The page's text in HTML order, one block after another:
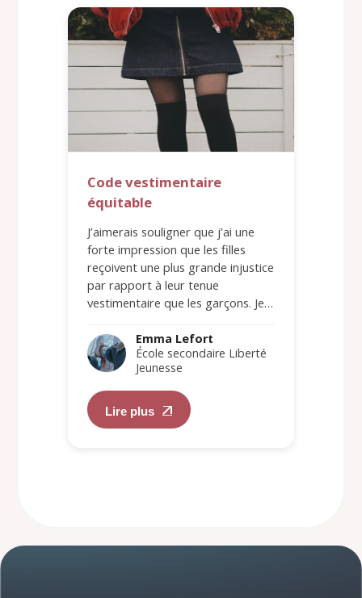
Code vestimentaire
équitable
J’aimerais souligner que j’ai une
forte impression que les filles
reçoivent une plus grande injustice
par rapport à leur tenue
vestimentaire que les garçons. Je…
Emma Lefort
École secondaire Liberté
Jeunesse
Lire plus